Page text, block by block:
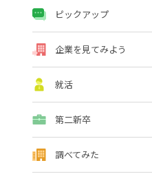
ピックアップ
企業を見てみよう
就活
第二新卒
調べてみた